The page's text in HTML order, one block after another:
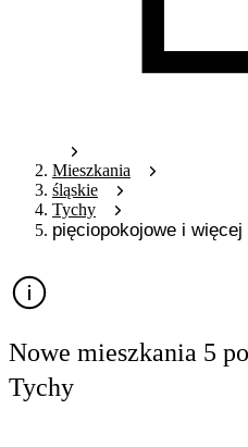
Mieszkania
śląskie
Tychy
pięciopokojowe i więcej
Nowe mieszkania 5
Tychy